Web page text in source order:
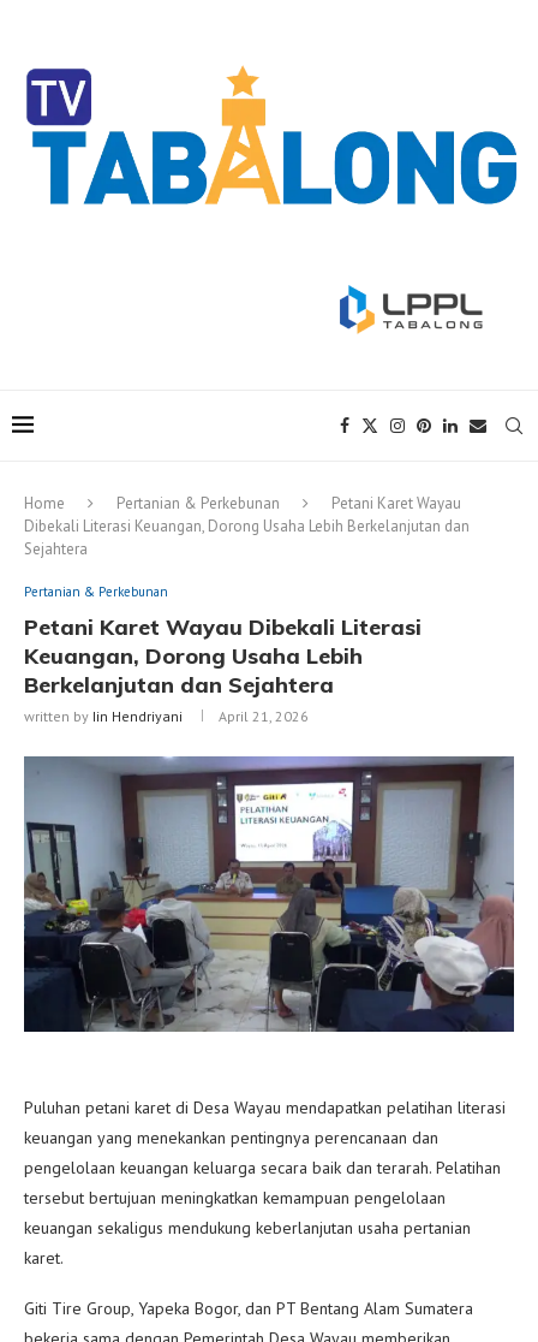
Home Pertanian & Perkebunan
Petani Karet Wayau
Dibekali Literasi Keuangan, Dorong Usaha Lebih Berkelanjutan dan
Sejahtera
Pertanian & Perkebunan
Petani Karet Wayau Dibekali Literasi
Keuangan, Dorong Usaha Lebih
Berkelanjutan dan Sejahtera
written by Iin Hendriyani April 21, 2026
Puluhan petani karet di Desa Wayau mendapatkan pelatihan literasi
keuangan yang menekankan pentingnya perencanaan dan
pengelolaan keuangan keluarga secara baik dan terarah. Pelatihan
tersebut bertujuan meningkatkan kemampuan pengelolaan
keuangan sekaligus mendukung keberlanjutan usaha pertanian
karet.
Giti Tire Group, Yapeka Bogor, dan PT Bentang Alam Sumatera